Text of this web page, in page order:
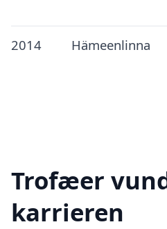
2014 Hämeenlinna
Trofæer
karrieren